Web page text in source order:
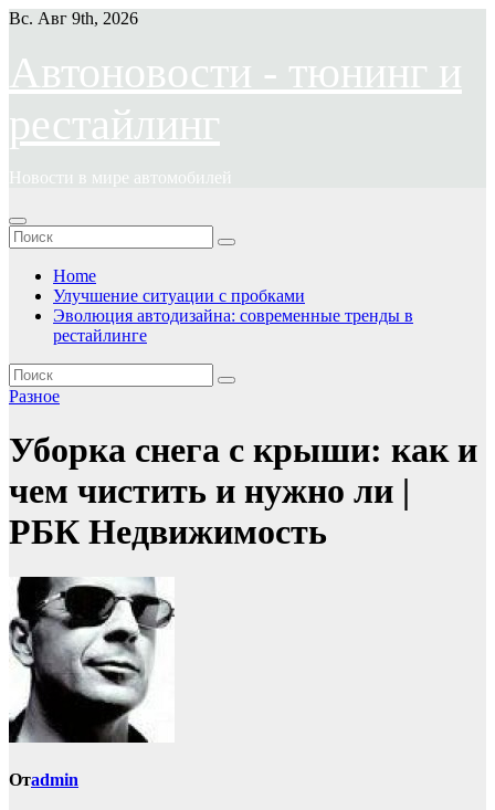
Перейти
содержимому
Вс. Авг 9th, 2026
Автоновости - тюнинг и
рестайлинг
Новости в мире автомобилей
Home
Улучшение ситуации с пробками
Эволюция автодизайна: современные тренды в
рестайлинге
Разное
Уборка снега с крыши: как и
чем чистить и нужно ли |
РБК Недвижимость
Отadmin